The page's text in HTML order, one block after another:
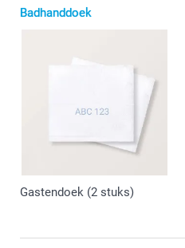
Badhanddoek
Gastendoek (2 stuks)